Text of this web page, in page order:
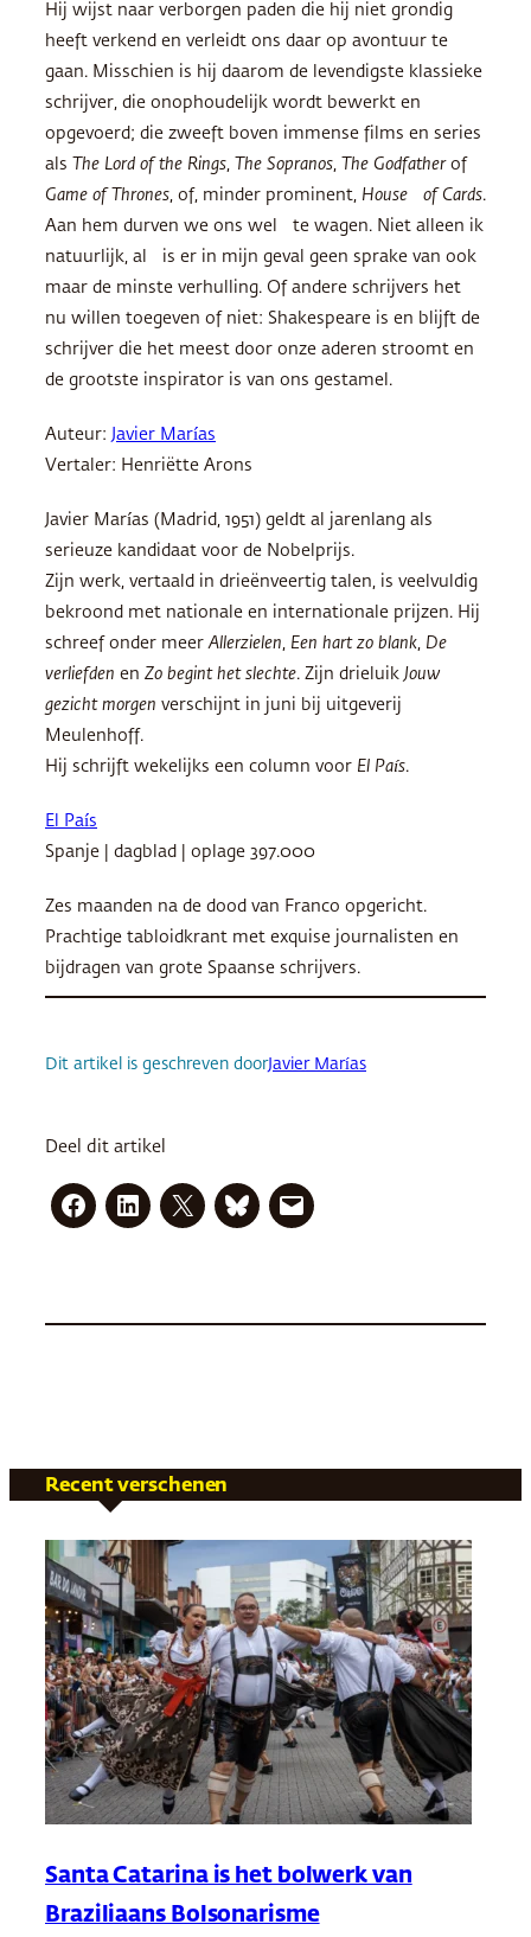
Hij wijst naar verborgen paden die hij niet grondig
heeft verkend en verleidt ons daar op avontuur te
gaan. Misschien is hij daarom de levendigste klassieke
schrijver, die onophoudelijk wordt bewerkt en
opgevoerd; die zweeft boven immense films en series
als The Lord of the Rings, The Sopranos, The Godfatherof
Game of Thrones, of, minder prominent, House of Cards.
Aan hem durven we ons wel te wagen. Niet alleen ik
natuurlijk, al is er in mijn geval geen sprake van ook
maar de minste verhulling. Of andere schrijvers het
nu willen toegeven of niet: Shakespeare is en blijft de
schrijver die het meest door onze aderen stroomt en
de grootste inspirator is van ons gestamel.
Auteur: Javier Marías
Vertaler: Henriëtte Arons
Javier Marías (Madrid, 1951) geldt al jarenlang als
serieuze kandidaat voor de Nobelprijs.
Zijn werk, vertaald in drieënveertig talen, is veelvuldig
bekroond met nationale en internationale prijzen. Hij
schreef onder meerAllerzielen, Een hart zo blank, De
verliefden en Zo begint het slechte. Zijn drieluik Jouw
gezicht morgen verschijnt in juni bij uitgeverij
Meulenhoff.
Hij schrijft wekelijks een column voor El País.
El País
Spanje | dagblad | oplage 397.000
Zes maanden na de dood van Franco opgericht.
Prachtige tabloidkrant met exquise journalisten en
bijdragen van grote Spaanse schrijvers.
Dit artikel is geschreven doorJavier Marías
Deel dit artikel
Recent verschenen
Santa Catarina is het bolwerk van
Braziliaans Bolsonarisme